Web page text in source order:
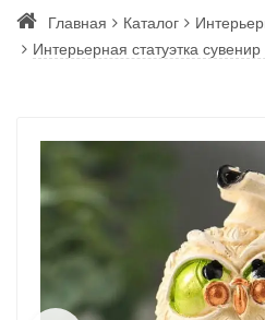
Главная Каталог
Интерьерная статуэтка